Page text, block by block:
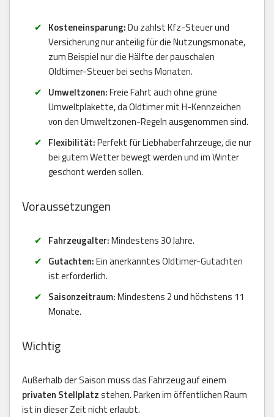
Kosteneinsparung:Du zahlst Kfz-Steuer und
Versicherung nur anteilig für die Nutzungsmonate,
zum Beispiel nur die Hälfte der pauschalen
Oldtimer-Steuer bei sechs Monaten.
Umweltzonen:Freie Fahrt auch ohne grüne
Umweltplakette, da Oldtimer mit H-Kennzeichen
von den Umweltzonen-Regeln ausgenommen sind.
Flexibilität:Perfekt für Liebhaberfahrzeuge, die nur
bei gutem Wetter bewegt werden und im Winter
geschont werden sollen.
Voraussetzungen
Fahrzeugalter:Mindestens 30 Jahre.
Gutachten:Ein anerkanntes Oldtimer-Gutachten
ist erforderlich.
Saisonzeitraum:Mindestens 2 und höchstens 11
Monate.
Wichtig
Außerhalb der Saison muss das Fahrzeug auf einem
privaten Stellplatzstehen. Parken im öffentlichen Raum
ist in dieser Zeit nicht erlaubt.